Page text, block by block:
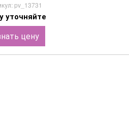
pv_13731
уточняйте
цену